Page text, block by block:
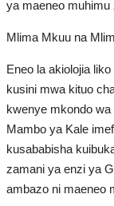
ya maeneo muhimu
Mlima Mkuu na
Eneo la akiolojia
kusini mwa kituo
kwenye mkondo
Mambo ya Kale
kusababisha
zamani ya enzi ya
ambazo ni maeneo